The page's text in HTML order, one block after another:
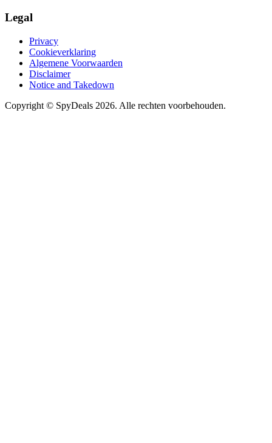
Legal
Privacy
Cookieverklaring
Algemene Voorwaarden
Disclaimer
Notice and Takedown
Copyright © SpyDeals 2026. Alle rechten voorbehouden.